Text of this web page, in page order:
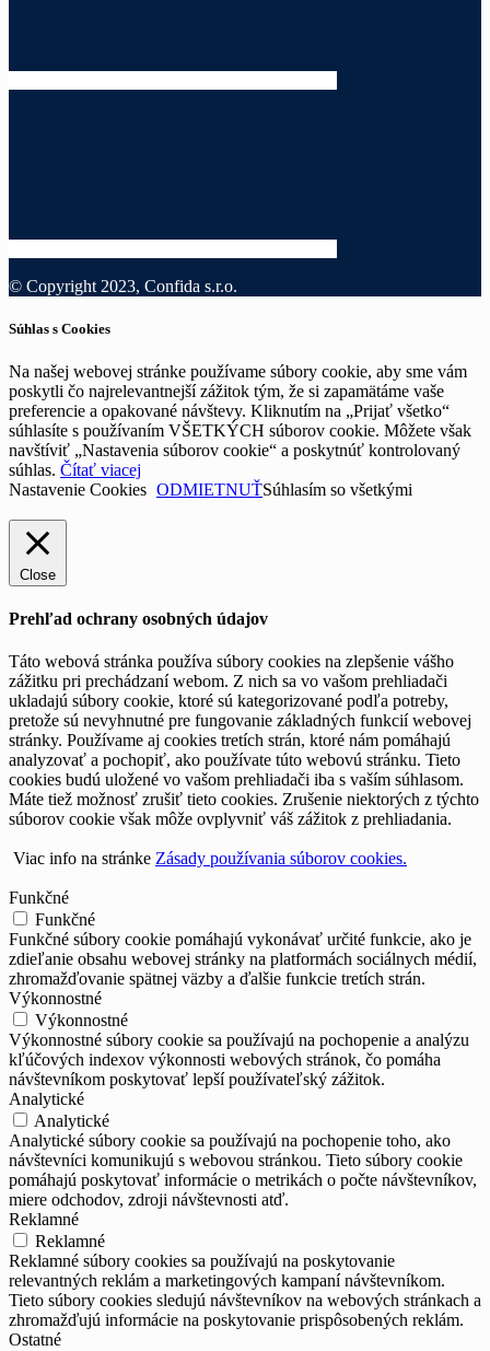
© Copyright 2023, Confida s.r.o.
Súhlas s Cookies
Na našej webovej stránke používame súbory cookie, aby sme vám
poskytli čo najrelevantnejší zážitok tým, že si zapamätáme vaše
preferencie a opakované návštevy. Kliknutím na „Prijať všetko“
súhlasíte s používaním VŠETKÝCH súborov cookie. Môžete však
navštíviť „Nastavenia súborov cookie“ a poskytnúť kontrolovaný
súhlas. Čítať viacej
Nastavenie Cookies ODMIETNUŤSúhlasím so všetkými
Close
Prehľad ochrany osobných údajov
Táto webová stránka používa súbory cookies na zlepšenie vášho
zážitku pri prechádzaní webom. Z nich sa vo vašom prehliadači
ukladajú súbory cookie, ktoré sú kategorizované podľa potreby,
pretože sú nevyhnutné pre fungovanie základných funkcií webovej
stránky. Používame aj cookies tretích strán, ktoré nám pomáhajú
analyzovať a pochopiť, ako používate túto webovú stránku. Tieto
cookies budú uložené vo vašom prehliadači iba s vaším súhlasom.
Máte tiež možnosť zrušiť tieto cookies. Zrušenie niektorých z týchto
súborov cookie však môže ovplyvniť váš zážitok z prehliadania.
Viac info na stránke Zásady používania súborov cookies.
Funkčné
Funkčné
Funkčné súbory cookie pomáhajú vykonávať určité funkcie, ako je
zdieľanie obsahu webovej stránky na platformách sociálnych médií,
zhromažďovanie spätnej väzby a ďalšie funkcie tretích strán.
Výkonnostné
Výkonnostné
Výkonnostné súbory cookie sa používajú na pochopenie a analýzu
kľúčových indexov výkonnosti webových stránok, čo pomáha
návštevníkom poskytovať lepší používateľský zážitok.
Analytické
Analytické
Analytické súbory cookie sa používajú na pochopenie toho, ako
návštevníci komunikujú s webovou stránkou. Tieto súbory cookie
pomáhajú poskytovať informácie o metrikách o počte návštevníkov,
miere odchodov, zdroji návštevnosti atď.
Reklamné
Reklamné
Reklamné súbory cookies sa používajú na poskytovanie
relevantných reklám a marketingových kampaní návštevníkom.
Tieto súbory cookies sledujú návštevníkov na webových stránkach a
zhromažďujú informácie na poskytovanie prispôsobených reklám.
Ostatné